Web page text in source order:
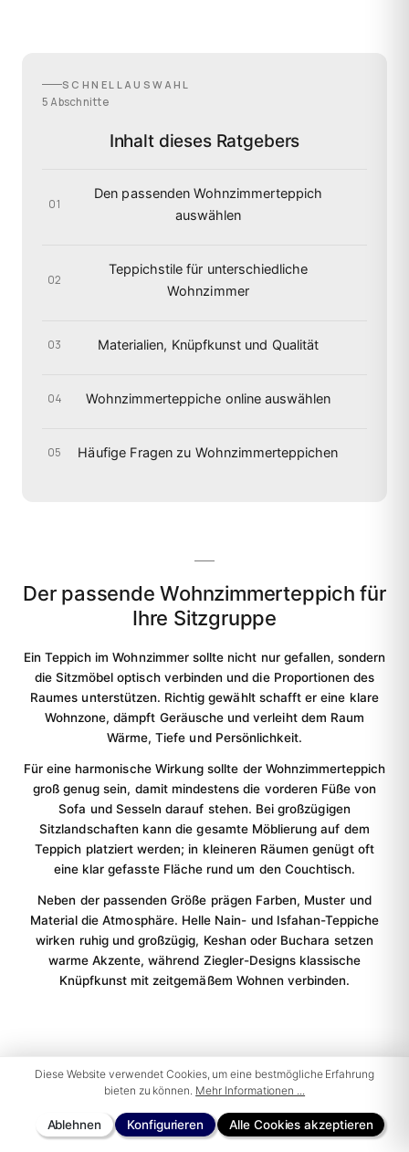
SCHNELLAUSWAHL
5 Abschnitte
Inhalt dieses Ratgebers
01
Den passenden Wohnzimmerteppich
auswählen
02
Teppichstile für unterschiedliche
Wohnzimmer
03 Materialien, Knüpfkunst und Qualität
04 Wohnzimmerteppiche online auswählen
05 Häufige Fragen zu Wohnzimmerteppichen
Der passende Wohnzimmerteppich für
Ihre Sitzgruppe
Ein Teppich im Wohnzimmer sollte nicht nur gefallen, sondern
die Sitzmöbel optisch verbinden und die Proportionen des
Raumes unterstützen. Richtig gewählt schafft er eine klare
Wohnzone, dämpft Geräusche und verleiht dem Raum
Wärme, Tiefe und Persönlichkeit.
Für eine harmonische Wirkung sollte der Wohnzimmerteppich
groß genug sein, damit mindestens die vorderen Füße von
Sofa und Sesseln darauf stehen. Bei großzügigen
Sitzlandschaften kann die gesamte Möblierung auf dem
Teppich platziert werden; in kleineren Räumen genügt oft
eine klar gefasste Fläche rund um den Couchtisch.
Neben der passenden Größe prägen Farben, Muster und
Material die Atmosphäre. Helle Nain- und Isfahan-Teppiche
wirken ruhig und großzügig, Keshan oder Buchara setzen
warme Akzente, während Ziegler-Designs klassische
Knüpfkunst mit zeitgemäßem Wohnen verbinden.
UNSERE AUSWAHL
Orientteppiche für klassische und moderne
Diese Website verwendet Cookies, um eine bestmögliche Erfahrung
bieten zu können. Mehr Informationen ...
Ablehnen Konfigurieren Alle Cookies akzeptieren